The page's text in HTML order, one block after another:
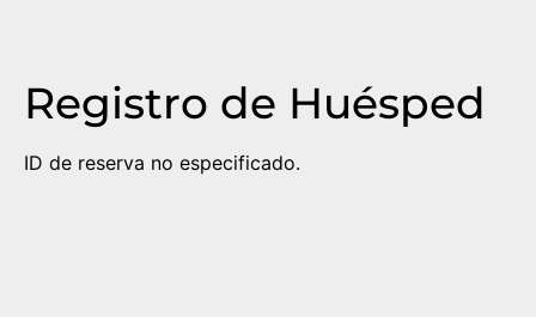
Registro de Huésped
ID de reserva no especificado.